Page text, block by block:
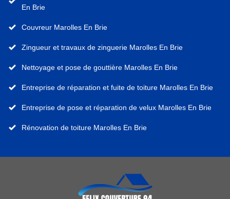
En Brie
Couvreur Marolles En Brie
Zingueur et travaux de zinguerie Marolles En Brie
Nettoyage et pose de gouttière Marolles En Brie
Entreprise de réparation et fuite de toiture Marolles En Brie
Entreprise de pose et réparation de velux Marolles En Brie
Rénovation de toiture Marolles En Brie